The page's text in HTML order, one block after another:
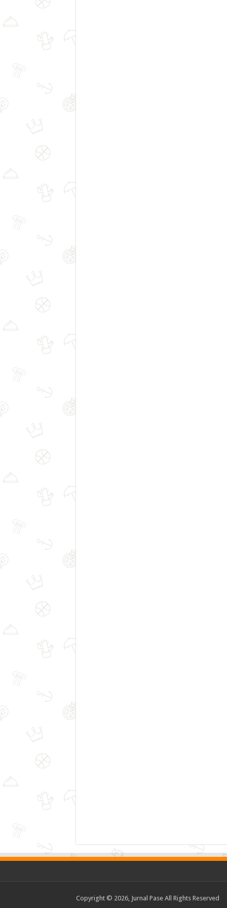
Copyright © 2026, Jurnal Pase All Rights Reserved